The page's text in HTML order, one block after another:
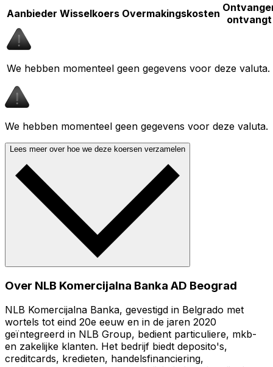
Aanbieder Wisselkoers Overmakingskosten
ontvangt
We hebben momenteel geen gegevens voor deze valuta.
We hebben momenteel geen gegevens voor deze valuta.
Lees meer over hoe we deze koersen verzamelen
Over NLB Komercijalna Banka AD Beograd
NLB Komercijalna Banka, gevestigd in Belgrado met
wortels tot eind 20e eeuw en in de jaren 2020
geïntegreerd in NLB Group, bedient particuliere, mkb-
en zakelijke klanten. Het bedrijf biedt deposito's,
creditcards, kredieten, handelsfinanciering,